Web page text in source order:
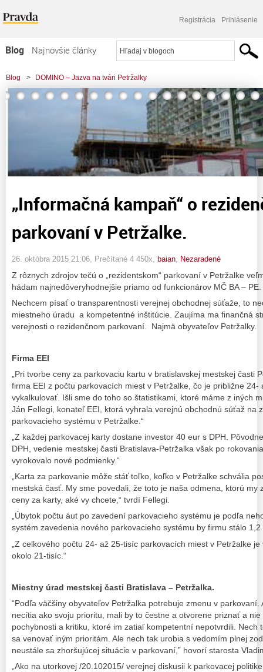
Registrácia Prihlásenie
Blog
Najnovšie články
Najčítanejšie články
Najkomentovanejšie články
Blog > DOMINO – Jazva na tvári Petržalky
> „Informačná kampaň“ o rezidenčnom parkovaní v Petržalke.
„Informačná kampaň“ o
parkovaní v Petržalke.
26. októbra 2015 21:06 , Prečítané 4 450x, baian Nezaradené
Z rôznych zdrojov tečú o „rezidentskom“ parkovaní v Petržalke
hádam najnedôveryhodnejšie priamo od funkcionárov MČ BA –
Nechcem písať o transparentnosti verejnej obchodnej súťaže, to
miestneho úradu a kompetentné inštitúcie. Zaujíma ma finančná
verejnosti o rezidenčnom parkovaní. Najmä obyvateľov Petržalky.
Firma EEI
„Pri tvorbe ceny za parkovaciu kartu v bratislavskej mestskej časti
firma EEI z počtu parkovacích miest v Petržalke, čo je približne 24-
vykalkulovať. Išli sme do toho so štatistikami, ktoré máme z iných
Ján Fellegi, konateľ EEI, ktorá vyhrala verejnú obchodnú súťaž na
parkovacieho systému v Petržalke.“
„Z každej parkovacej karty dostane investor 40 eur s DPH.
DPH, vedenie mestskej časti Bratislava-Petržalka však po
vyrokovalo nové podmienky.“
„Karta za parkovanie môže stáť toľko, koľko v Petržalke schvália
mestská časť. My sme povedali, že toto je naša odmena, ktorú my
ceny za karty, aké vy chcete,“ tvrdí Fellegi.
„Úbytok počtu áut po zavedení parkovacieho systému je podľa
systém zavedenia nového parkovacieho systému by firmu stálo 1,2
„Z celkového počtu 24- až 25-tisíc parkovacích miest v Petržalke
okolo 21-tisíc.“
Miestny úrad mestskej časti Bratislava – Petržalka.
“Podľa väčšiny obyvateľov Petržalka potrebuje zmenu v
necítia ako svoju prioritu, mali by to čestne a otvorene priznať a
pochybnosti a kritiku, ktoré im zatiaľ kompetentní nepotvrdili. Nech
sa venovať iným prioritám. Ale nech tak urobia s vedomím plnej
neustále sa zhoršujúcej situácie v parkovaní,” hovorí starosta
„Ako na utorkovej /20.102015/ verejnej diskusii k parkovacej